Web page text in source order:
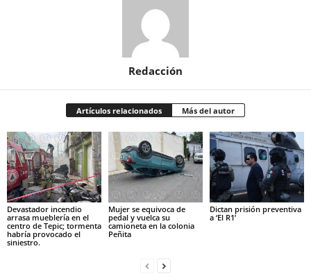
Redacción
Artículos relacionados Más del autor
Devastador incendio
arrasa mueblería en el
centro de Tepic; tormenta
habría provocado el
siniestro.
Mujer se equivoca de
pedal y vuelca su
camioneta en la colonia
Peñita
Dictan prisión preventiva
a ‘El R1’